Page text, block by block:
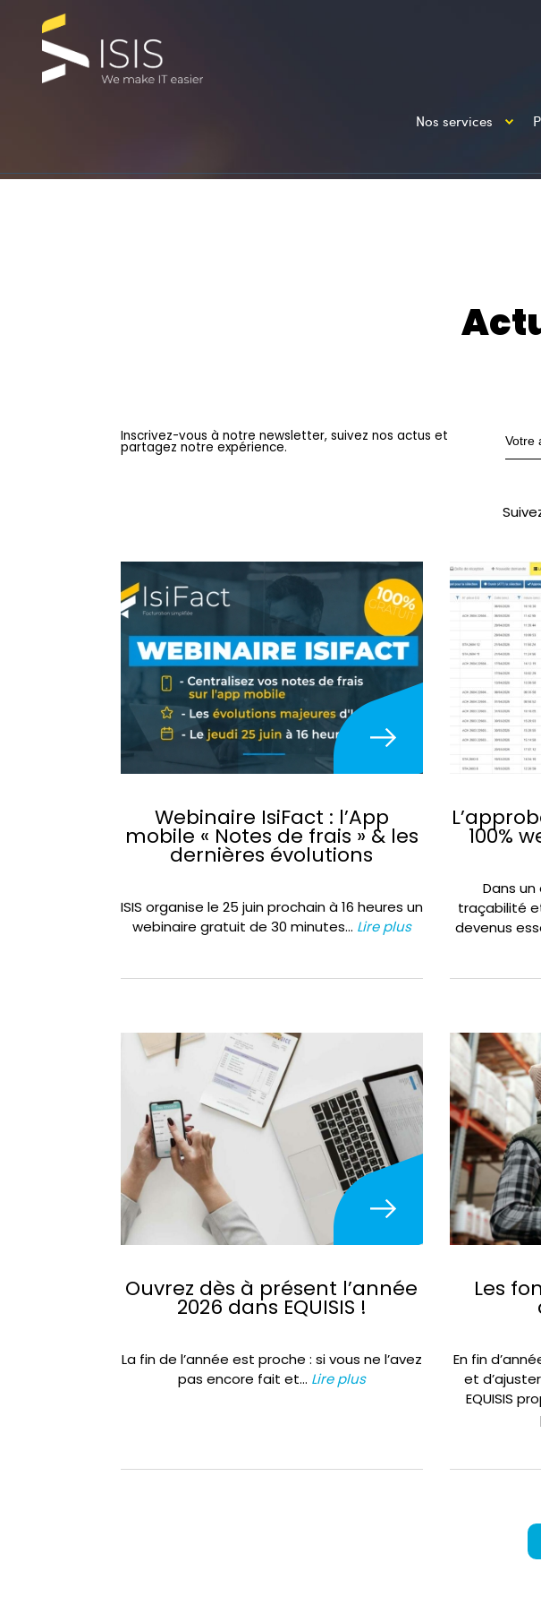
Nos services
Inscrivez-vous à notre newsletter, suivez nos actus et
partagez notre expérience.
Webinaire IsiFact : l’App
mobile « Notes de frais » & les
dernières évolutions
ISIS organise le 25 juin prochain à 16 heures un
webinaire gratuit de 30 minutes… Lire plus
100%
Dans
traçabilité
devenus
Ouvrez dès à présent l’année
2026 dans EQUISIS !
La fin de l’année est proche : si vous ne l’avez
pas encore fait et… Lire plus
Les
En fin
et
EQUISIS